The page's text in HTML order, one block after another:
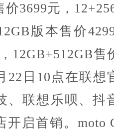
价3699元，
版本售价
12GB+512GB售
22日10点在联想
、联想乐呗、抖
开启首销。moto